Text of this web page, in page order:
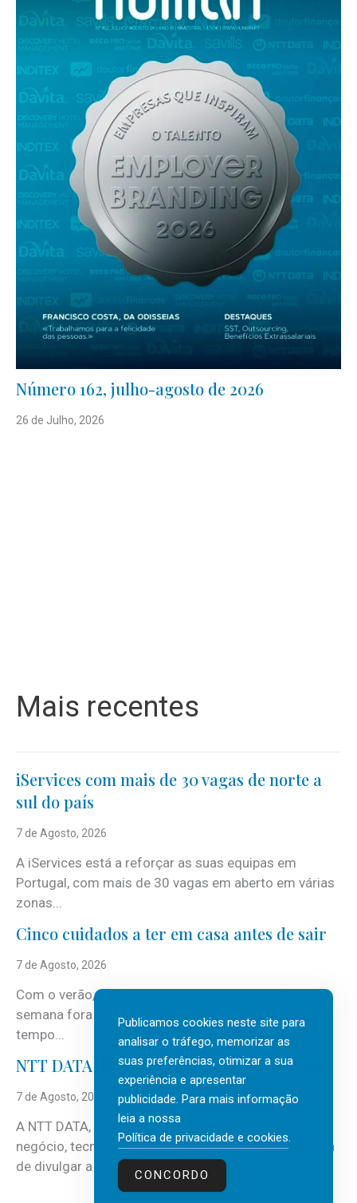
Número 162, julho-agosto de 2026
26 de Julho, 2026
Mais recentes
iServices com mais de 30 vagas de norte a
sul do país
7 de Agosto, 2026
A iServices está a reforçar as suas equipas em
Portugal, com mais de 30 vagas em aberto em várias
zonas...
Cinco cuidados a ter em casa antes de sair
7 de Agosto, 2026
Com o verão, chegam também as férias, os fins-de-
semana fora e os dias em que a casa fica mais
tempo...
NTT DATA Insurtech Global Outlook 2026
7 de Agosto, 2026
A NTT DATA, consultora global em serviços de
negócio, tecnologia e inteligência artificial (IA), acaba
de divulgar a mais recente...
Publicamos cookies neste site para
analisar o tráfego, memorizar as
suas preferências, otimizar a sua
experiência e apresentar
publicidade. Para mais informação
leia a nossa
Política de privacidade e cookies.
CONCORDO